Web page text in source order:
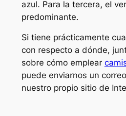
azul. Para la tercera, el
predominante.
Si tiene prácticamente
con respecto a dónde,
sobre cómo emplear
puede enviarnos un
nuestro propio sitio de